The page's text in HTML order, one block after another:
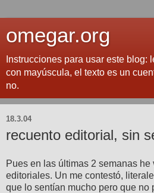
omegar.org
Instrucciones para usar este blog:
con mayúscula, el texto es un
no.
18.3.04
recuento editorial, sin
Pues en las últimas 2 semanas he
editoriales. Un me contestó,
que lo sentían mucho pero que no